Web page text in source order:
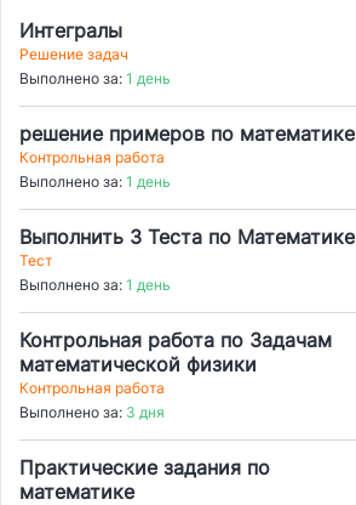
Интегралы
Решение задач
Выполнено за: 1 день
решение примеров по математике
Контрольная работа
Выполнено за: 1 день
Выполнить 3 Теста по Математике
Тест
Выполнено за: 1 день
Контрольная работа по Задачам
математической физики
Контрольная работа
Выполнено за: 3 дня
Практические задания по
математике